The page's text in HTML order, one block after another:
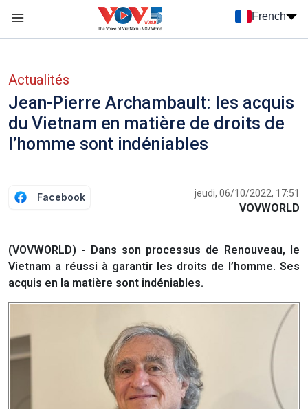
French
Actualités
Jean-Pierre Archambault: les acquis
du Vietnam en matière de droits de
l’homme sont indéniables
Facebook jeudi, 06/10/2022, 17:51
VOVWORLD
(VOVWORLD) - Dans son processus de Renouveau, le
Vietnam a réussi à garantir les droits de l’homme. Ses
acquis en la matière sont indéniables.